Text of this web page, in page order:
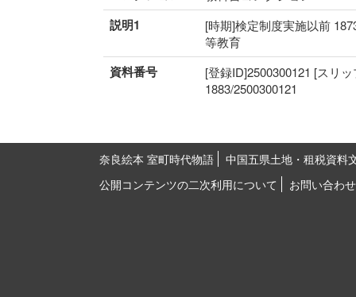
説明1
[時期]検定制度実施以前
等教育
資料番号
[登録ID]2500300121 [スリ
1883/2500300121
奈良絵本 室町時代物語
中国五県土地・租税資料
公開コンテンツの二次利用について
お問い合わせ